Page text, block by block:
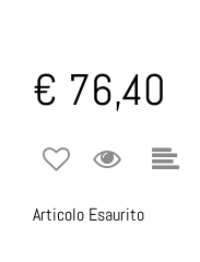
€ 76,40
Articolo Esaurito